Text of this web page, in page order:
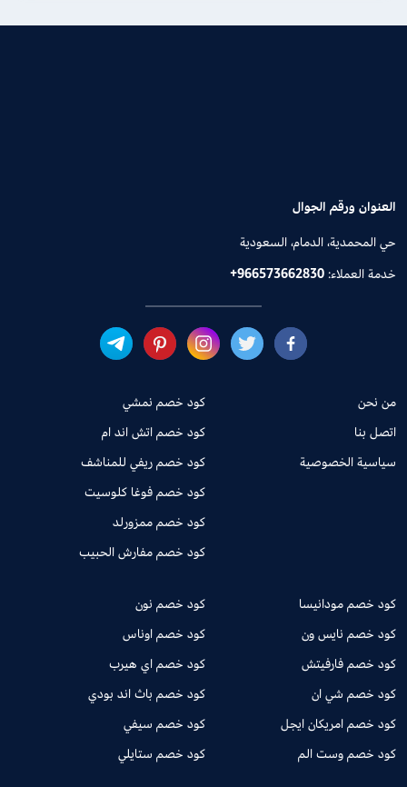
العنوان ورقم الجوال
حي المحمدية، الدمام، السعودية
خدمة العملاء:+966573662830
من نحن
اتصل بنا
سياسية الخصوصية
كود خصم نمشي
كود خصم اتش اند ام
كود خصم ريفي للمناشف
كود خصم فوغا كلوسيت
كود خصم ممزورلد
كود خصم مفارش الحبيب
كود خصم مودانيسا
كود خصم نايس ون
كود خصم فارفيتش
كود خصم شي ان
كود خصم امريكان ايجل
كود خصم وست الم
كود خصم نون
كود خصم اوناس
كود خصم اي هيرب
كود خصم باث اند بودي
كود خصم سيفي
كود خصم ستايلي